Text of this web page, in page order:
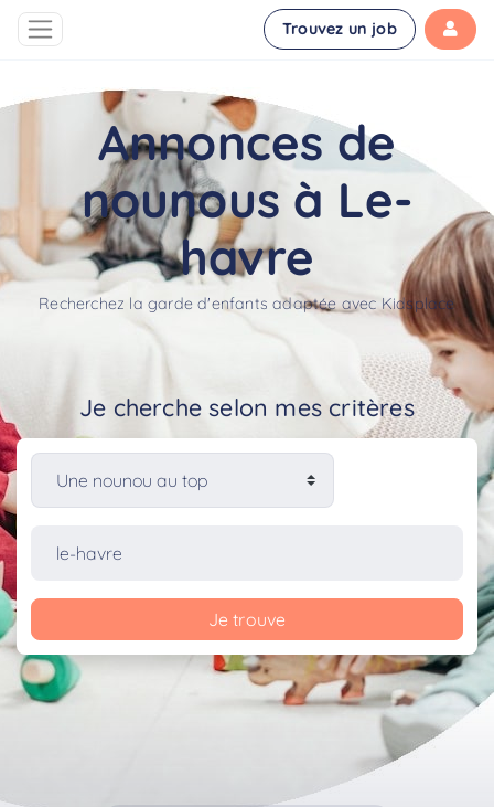
Trouvez un job
Annonces de
nounous à Le-
havre
Recherchez la garde d'enfants adaptée avec Kidsplace
Je cherche selon mes critères
Je trouve